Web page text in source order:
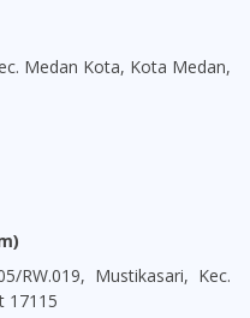
Medan Kota, Kota Medan,
RW.019, Mustikasari, Kec.
17115